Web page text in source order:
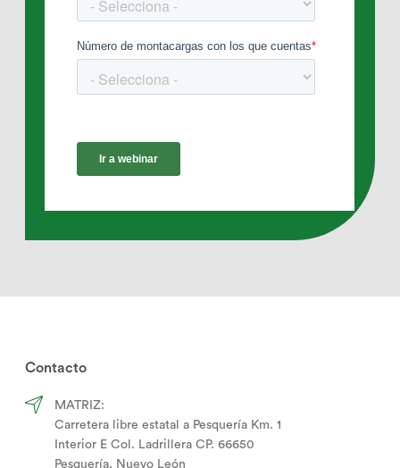
Contacto
MATRIZ:
Carretera libre estatal a Pesquería Km. 1
Interior E Col. Ladrillera CP. 66650
Pesquería, Nuevo León